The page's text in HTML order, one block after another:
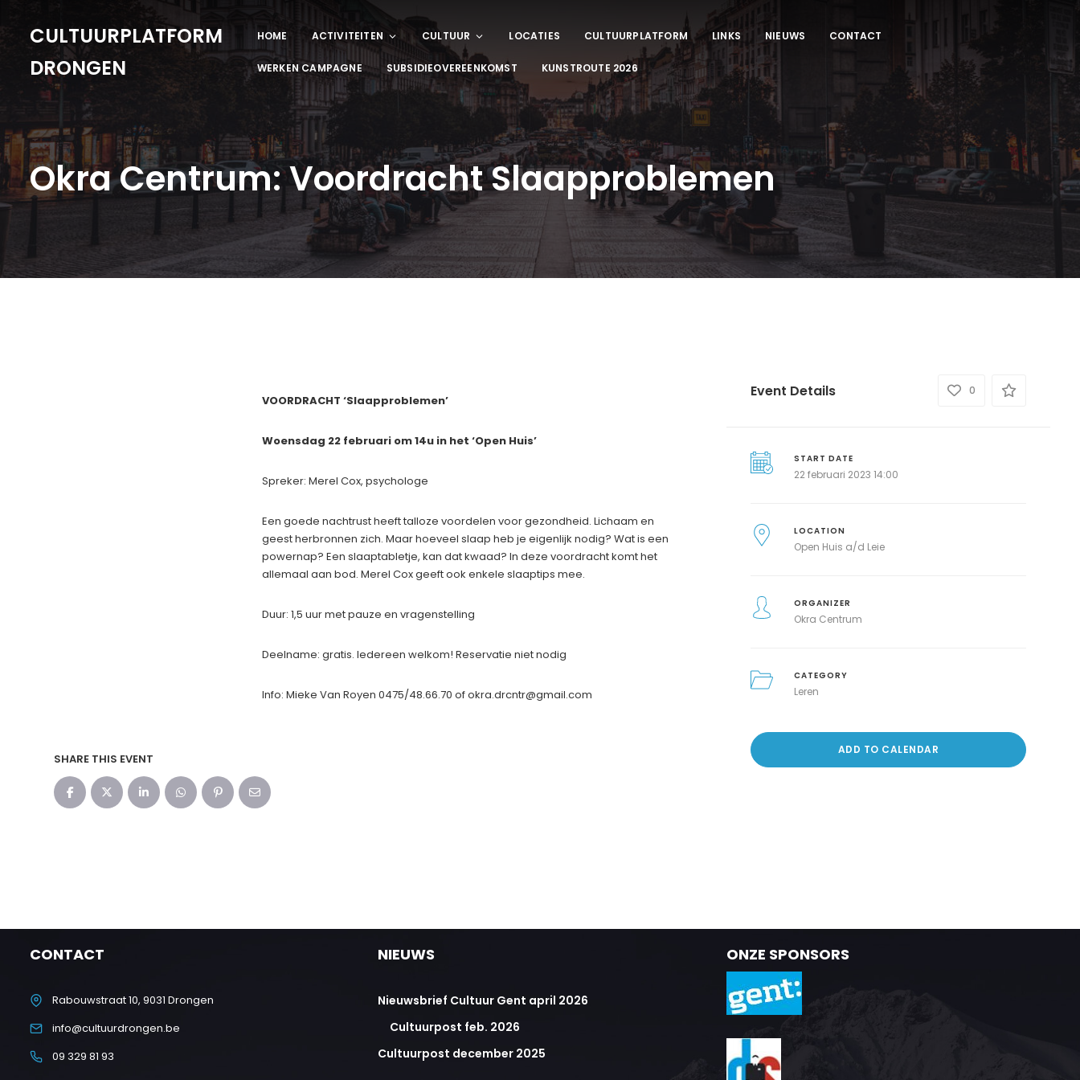
CULTUURPLATFORM
DRONGEN
HOME ACTIVITEITEN CULTUUR LOCATIES CULTUURPLATFORM LINKS NIEUWS CONTACT
WERKEN CAMPAGNE SUBSIDIEOVEREENKOMST KUNSTROUTE 2026
Okra Centrum: Voordracht Slaapproblemen
VOORDRACHT ‘Slaapproblemen’
Woensdag 22 februari om 14u in het ‘Open Huis’
Spreker: Merel Cox, psychologe
Een goede nachtrust heeft talloze voordelen voor gezondheid. Lichaam en
geest herbronnen zich. Maar hoeveel slaap heb je eigenlijk nodig? Wat is een
powernap? Een slaaptabletje, kan dat kwaad? In deze voordracht komt het
allemaal aan bod. Merel Cox geeft ook enkele slaaptips mee.
Duur: 1,5 uur met pauze en vragenstelling
Deelname: gratis. Iedereen welkom! Reservatie niet nodig
Info: Mieke Van Royen 0475/48.66.70 of okra.drcntr@gmail.com
SHARE THIS EVENT
Event Details 0
START DATE
22 februari 2023 14:00
LOCATION
Open Huis a/d Leie
ORGANIZER
Okra Centrum
CATEGORY
Leren
ADD TO CALENDAR
CONTACT
Rabouwstraat 10, 9031 Drongen
info@cultuurdrongen.be
09 329 81 93
NIEUWS
Nieuwsbrief Cultuur Gent april 2026
Cultuurpost feb. 2026
Cultuurpost december 2025
ONZE SPONSORS